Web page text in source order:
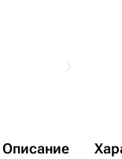
Описание